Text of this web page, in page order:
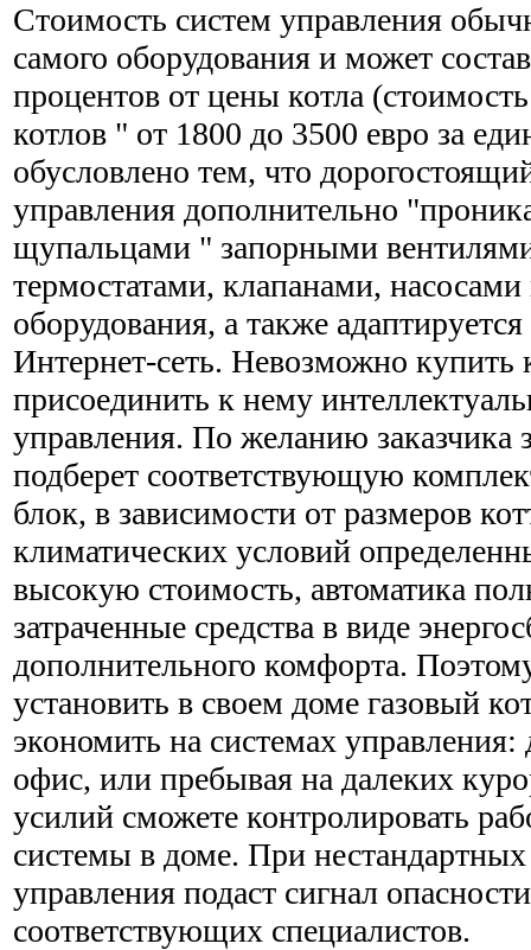
Стоимость систем управления
самого оборудования и может
процентов от цены котла
котлов " от 1800 до 3500 евро за
обусловлено тем, что
управления дополнительно
щупальцами " запорными
термостатами, клапанами,
оборудования, а также
Интернет-сеть. Невозможно купить
присоединить к нему
управления. По желанию заказчика
подберет соответствующую
блок, в зависимости от размеров
климатических условий
высокую стоимость, автоматика
затраченные средства в виде
дополнительного комфорта.
установить в своем доме газовый
экономить на системах управления:
офис, или пребывая на далеких
усилий сможете контролировать
системы в доме. При нестандартных
управления подаст сигнал
соответствующих специалистов.